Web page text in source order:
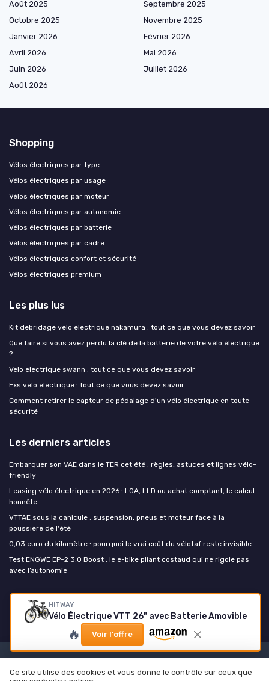
HITWAY
Vélo Électrique VTT 26" avec Batterie Amovible
🔥 Voir l'offre
Août 2025
Septembre 2025
Octobre 2025
Novembre 2025
Janvier 2026
Février 2026
Avril 2026
Mai 2026
Juin 2026
Juillet 2026
Août 2026
Shopping
Vélos électriques par type
Vélos électriques par usage
Vélos électriques par moteur
Vélos électriques par autonomie
Vélos électriques par batterie
Vélos électriques par cadre
Vélos électriques confort et sécurité
Vélos électriques premium
Les plus lus
Kit debridage velo electrique nakamura : tout ce que vous devez savoir
Que faire si vous avez perdu la clé de la batterie de votre vélo électrique
?
Velo electrique swann : tout ce que vous devez savoir
Exs velo electrique : tout ce que vous devez savoir
Comment retirer le capteur de pédalage d'un vélo électrique en toute
sécurité
Les derniers articles
Embarquer son VAE dans le TER cet été : règles, astuces et lignes vélo-
friendly
Leasing vélo électrique en 2026 : LOA, LLD ou achat comptant, le calcul
honnête
VTTAE sous la canicule : suspension, pneus et moteur face à la
poussière de l'été
0,03 euro du kilomètre : pourquoi le vrai coût du vélotaf reste invisible
Test ENGWE EP-2 3.0 Boost : le e-bike pliant costaud qui ne rigole pas
avec l’autonomie
Mon velo electrique
© Mon velo electrique 2026
Ce site utilise des cookies et vous donne le contrôle sur ceux que